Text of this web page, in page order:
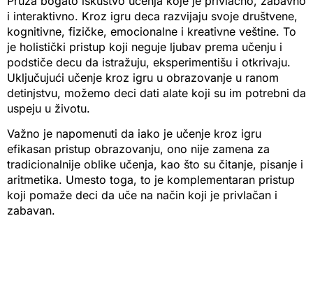
i interaktivno. Kroz igru deca razvijaju svoje društvene,
kognitivne, fizičke, emocionalne i kreativne veštine. To
je holistički pristup koji neguje ljubav prema učenju i
podstiče decu da istražuju, eksperimentišu i otkrivaju.
Uključujući učenje kroz igru u obrazovanje u ranom
detinjstvu, možemo deci dati alate koji su im potrebni da
uspeju u životu.
Važno je napomenuti da iako je učenje kroz igru
efikasan pristup obrazovanju, ono nije zamena za
tradicionalnije oblike učenja, kao što su čitanje, pisanje i
aritmetika. Umesto toga, to je komplementaran pristup
koji pomaže deci da uče na način koji je privlačan i
zabavan.